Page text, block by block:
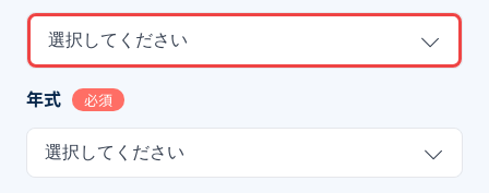
選択してください
年式 必須
選択してください